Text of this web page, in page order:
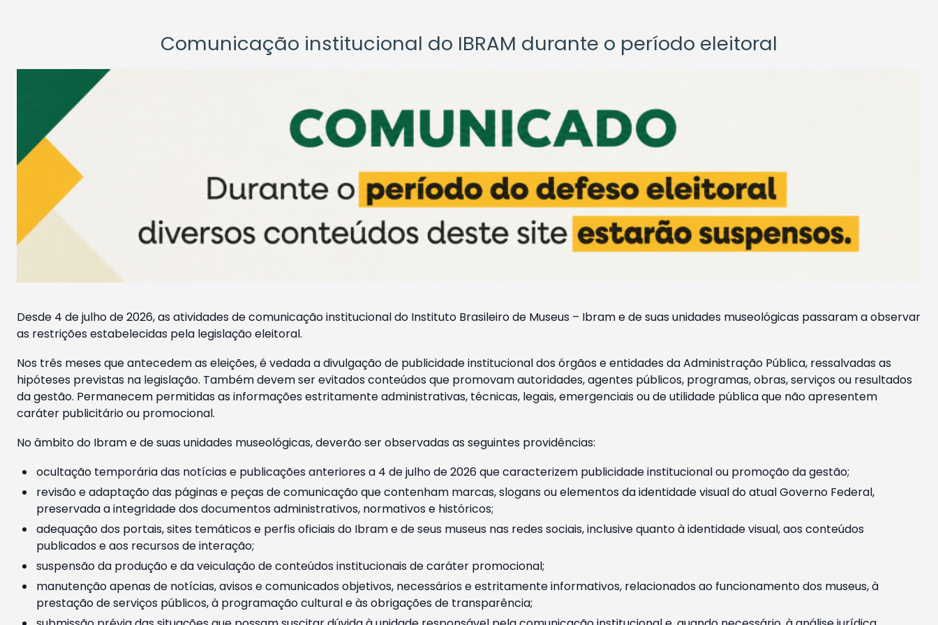
Comunicação institucional do IBRAM durante o período eleitoral
Desde 4 de julho de 2026, as atividades de comunicação institucional do Instituto Brasileiro de Museus – Ibram e de suas unidades museológicas passaram a observar
as restrições estabelecidas pela legislação eleitoral.
Nos três meses que antecedem as eleições, é vedada a divulgação de publicidade institucional dos órgãos e entidades da Administração Pública, ressalvadas as
hipóteses previstas na legislação. Também devem ser evitados conteúdos que promovam autoridades, agentes públicos, programas, obras, serviços ou resultados
da gestão. Permanecem permitidas as informações estritamente administrativas, técnicas, legais, emergenciais ou de utilidade pública que não apresentem
caráter publicitário ou promocional.
No âmbito do Ibram e de suas unidades museológicas, deverão ser observadas as seguintes providências:
ocultação temporária das notícias e publicações anteriores a 4 de julho de 2026 que caracterizem publicidade institucional ou promoção da gestão;
revisão e adaptação das páginas e peças de comunicação que contenham marcas, slogans ou elementos da identidade visual do atual Governo Federal,
preservada a integridade dos documentos administrativos, normativos e históricos;
adequação dos portais, sites temáticos e perfis oficiais do Ibram e de seus museus nas redes sociais, inclusive quanto à identidade visual, aos conteúdos
publicados e aos recursos de interação;
suspensão da produção e da veiculação de conteúdos institucionais de caráter promocional;
manutenção apenas de notícias, avisos e comunicados objetivos, necessários e estritamente informativos, relacionados ao funcionamento dos museus, à
prestação de serviços públicos, à programação cultural e às obrigações de transparência;